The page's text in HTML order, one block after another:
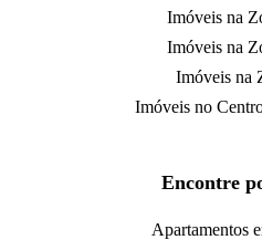
Imóveis na
Imóveis na
Imóveis na
Imóveis no
Encontre
Apartamentos